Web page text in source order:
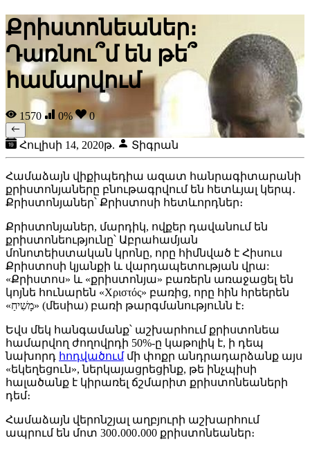
Քրիստոնեաներ։
Դառնու՞մ են թե՞
համարվում
1570 0% 0
Հուլիսի 14, 2020թ. Տիգրան
Համաձայն վիքիպեդիա ազատ հանրագիտարանի
քրիստոնյաները բնութագրվում են հետևյալ կերպ․
Քրիստոնյաներ՝ Քրիստոսի հետևորդներ։
Քրիստոնյաներ, մարդիկ, ովքեր դավանում են
քրիստոնեությունը՝ Աբրահամյան
մոնոտեիստական կրոնը, որը հիմնված է Հիսուս
Քրիստոսի կյանքի և վարդապետության վրա:
«Քրիստոս» և «քրիստոնյա» բառերն առաջացել են
կոյնե հունարեն «Χριστός» բառից, որը հին հրեերեն
«מָשִׁיחַ» (մեսիա) բառի թարգմանությունն է։
Եվս մեկ հանգամանք՝ աշխարհում քրիստոնեա
համարվող ժողովրդի 50%-ը կաթոլիկ է, ի դեպ
նախորդ հոդվածումմի փոքր անդրադարձանք այս
«եկեղեցուն», ներկայացրեցինք, թե ինչպիսի
հալածանք է կիրառել ճշմարիտ քրիստոնեաների
դեմ։
Համաձայն վերոնշյալ աղբյուրի աշխարհում
ապրում են մոտ 300․000․000 քրիստոնեաներ։